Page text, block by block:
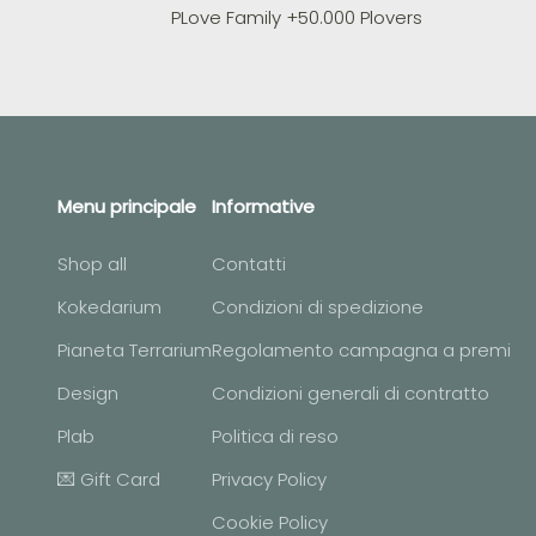
PLove Family +50.000 Plovers
Menu principale
Shop all
Kokedarium
Pianeta Terrarium
Design
Plab
💌 Gift Card
Informative
Contatti
Condizioni di spedizione
Regolamento campagna a premi
Condizioni generali di contratto
Politica di reso
Privacy Policy
Cookie Policy